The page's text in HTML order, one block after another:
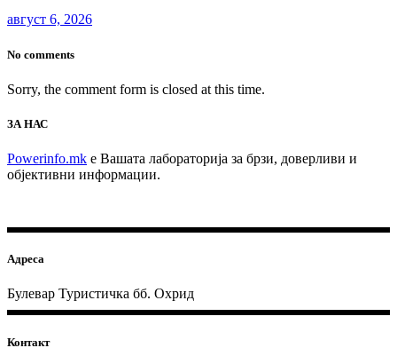
август 6, 2026
No comments
Sorry, the comment form is closed at this time.
ЗА НАС
Powerinfo.mk e Вашата лабораторија за брзи, доверливи и
објективни информации.
Адреса
Булевар Туристичка бб. Охрид
Контакт